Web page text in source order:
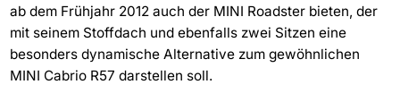
ab dem Frühjahr 2012 auch der MINI Roadster bieten, der
mit seinem Stoffdach und ebenfalls zwei Sitzen eine
besonders dynamische Alternative zum gewöhnlichen
MINI Cabrio R57 darstellen soll.